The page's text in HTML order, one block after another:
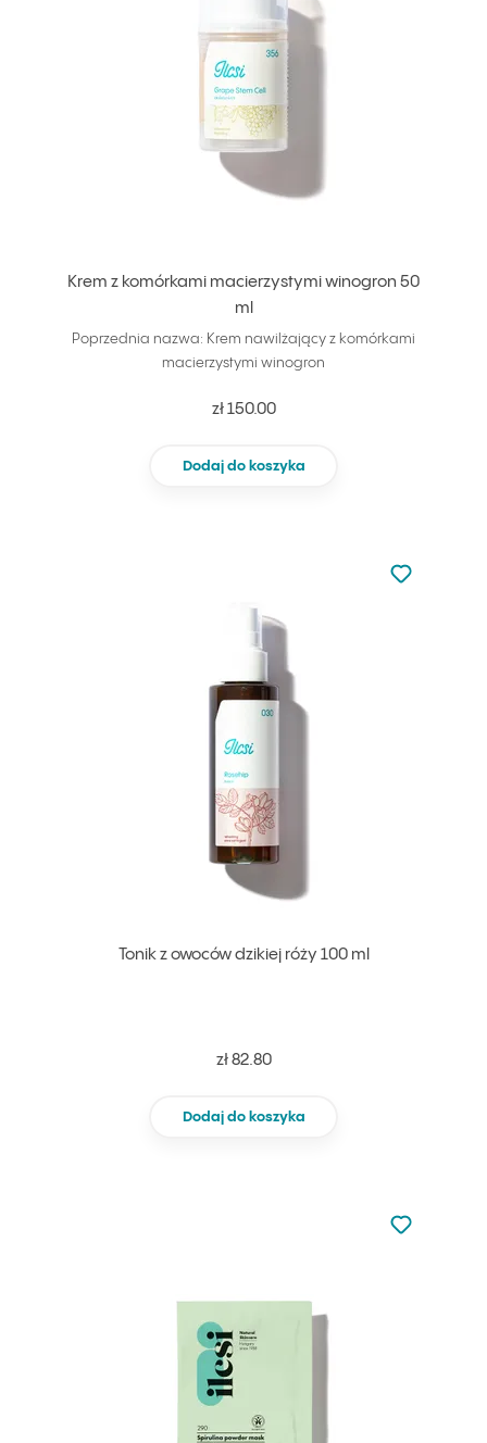
Krem z komórkami macierzystymi winogron 50
ml
Poprzednia nazwa: Krem nawilżający z komórkami
macierzystymi winogron
zł 150.00
Dodaj do koszyka
Tonik z owoców dzikiej róży 100 ml
zł 82.80
Dodaj do koszyka
Nie dodano
Dodaj do
Nie dodano
Dodaj do